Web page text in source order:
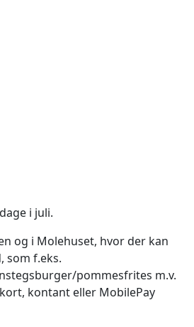
i juli.
og i Molehuset, hvor der kan
som f.eks.
pommesfrites m.v.
kontant eller MobilePay